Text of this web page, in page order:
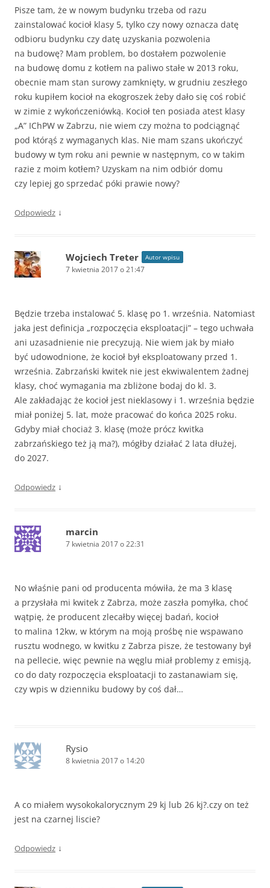
Pisze tam, że w nowym budynku trzeba od razu
zainstalować kocioł klasy 5, tylko czy nowy oznacza datę
odbioru budynku czy datę uzyskania pozwolenia
na budowę? Mam problem, bo dostałem pozwolenie
na budowę domu z kotłem na paliwo stałe w 2013 roku,
obecnie mam stan surowy zamknięty, w grudniu zeszłego
roku kupiłem kocioł na ekogroszek żeby dało się coś robić
w zimie z wykończeniówką. Kocioł ten posiada atest klasy
„A” IChPW w Zabrzu, nie wiem czy można to podciągnąć
pod którąś z wymaganych klas. Nie mam szans ukończyć
budowy w tym roku ani pewnie w następnym, co w takim
razie z moim kotłem? Uzyskam na nim odbiór domu
czy lepiej go sprzedać póki prawie nowy?
Odpowiedz ↓
Wojciech Treter Autor wpisu
7 kwietnia 2017 o 21:47
Będzie trzeba instalować 5. klasę po 1. września. Natomiast
jaka jest definicja „rozpoczęcia eksploatacji” – tego uchwała
ani uzasadnienie nie precyzują. Nie wiem jak by miało
być udowodnione, że kocioł był eksploatowany przed 1.
września. Zabrzański kwitek nie jest ekwiwalentem żadnej
klasy, choć wymagania ma zbliżone bodaj do kl. 3.
Ale zakładając że kocioł jest nieklasowy i 1. września będzie
miał poniżej 5. lat, może pracować do końca 2025 roku.
Gdyby miał chociaż 3. klasę (może prócz kwitka
zabrzańskiego też ją ma?), mógłby działać 2 lata dłużej,
do 2027.
Odpowiedz ↓
marcin
7 kwietnia 2017 o 22:31
No właśnie pani od producenta mówiła, że ma 3 klasę
a przysłała mi kwitek z Zabrza, może zaszła pomyłka, choć
wątpię, że producent zlecałby więcej badań, kocioł
to malina 12kw, w którym na moją prośbę nie wspawano
rusztu wodnego, w kwitku z Zabrza pisze, że testowany był
na pellecie, więc pewnie na węglu miał problemy z emisją,
co do daty rozpoczęcia eksploatacji to zastanawiam się,
czy wpis w dzienniku budowy by coś dał…
Rysio
8 kwietnia 2017 o 14:20
A co miałem wysokokalorycznym 29 kj lub 26 kj?.czy on też
jest na czarnej liscie?
Odpowiedz ↓